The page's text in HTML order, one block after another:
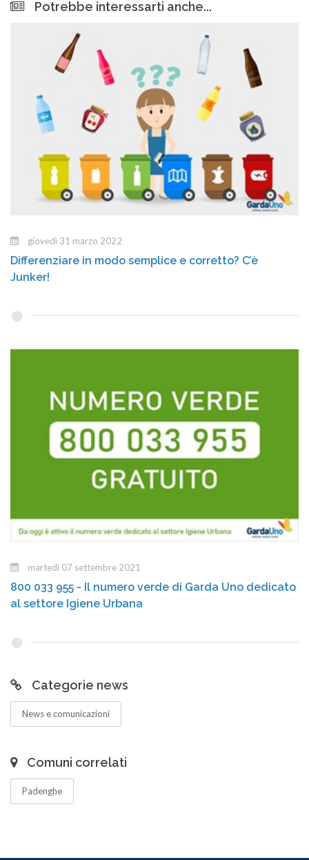
Potrebbe interessarti anche...
giovedì 31 marzo 2022
Differenziare in modo semplice e corretto? C’è
Junker!
martedì 07 settembre 2021
800 033 955 - Il numero verde di Garda Uno dedicato
al settore Igiene Urbana
Categorie news
News e comunicazioni
Comuni correlati
Padenghe